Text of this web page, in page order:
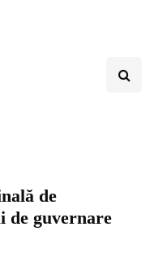
de
de guvernare